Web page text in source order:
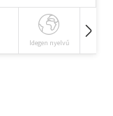
Idegen nyelvű